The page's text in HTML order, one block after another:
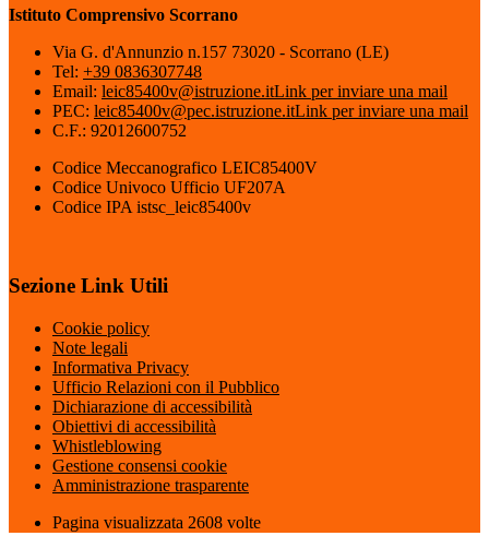
Istituto Comprensivo Scorrano
Via G. d'Annunzio n.157 73020 - Scorrano (LE)
Tel: +39 0836307748
Email: leic85400v@istruzione.itLink per inviare una mail
PEC: leic85400v@pec.istruzione.itLink per inviare una mail
C.F.: 92012600752
Codice Meccanografico LEIC85400V
Codice Univoco Ufficio UF207A
Codice IPA istsc_leic85400v
Sezione Link Utili
Cookie policy
Note legali
Informativa Privacy
Ufficio Relazioni con il Pubblico
Dichiarazione di accessibilità
Obiettivi di accessibilità
Whistleblowing
Gestione consensi cookie
Amministrazione trasparente
Pagina visualizzata 2608 volte